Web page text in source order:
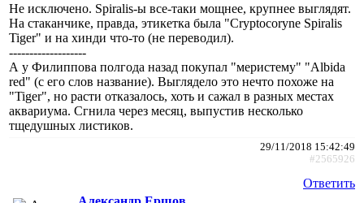
Не исключено. Spiralis-ы все-таки мощнее, крупнее выглядят.
На стаканчике, правда, этикетка была "Cryptocoryne Spiralis
Tiger" и на хинди что-то (не переводил).
-------------------
А у Филиппова полгода назад покупал "меристему" "Albida
red" (с его слов название). Выглядело это нечто похоже на
"Tiger", но расти отказалось, хоть и сажал в разных местах
аквариума. Сгнила через месяц, выпустив несколько
тщедушных листиков.
29/11/2018 15:42:49
#2565926
Ответить